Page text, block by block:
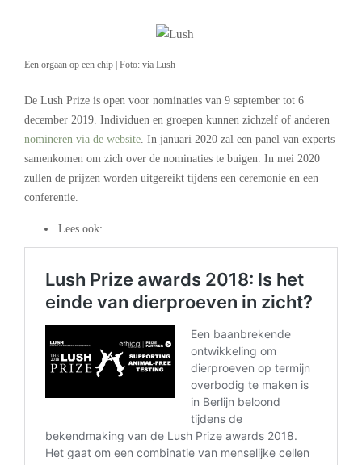
Een orgaan op een chip | Foto: via Lush
De Lush Prize is open voor nominaties van 9 september tot 6
december 2019. Individuen en groepen kunnen zichzelf of anderen
nomineren via de website . In januari 2020 zal een panel van experts
samenkomen om zich over de nominaties te buigen. In mei 2020
zullen de prijzen worden uitgereikt tijdens een ceremonie en een
conferentie.
Lees ook: